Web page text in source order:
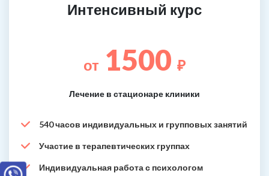
Интенсивный курс
от 1500 ₽
Лечение в стационаре клиники
540 часов индивидуальных и групповых занятий
Участие в терапевтических группах
Индивидуальная работа с психологом